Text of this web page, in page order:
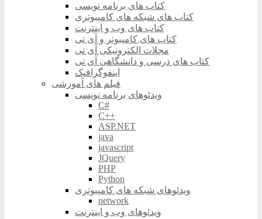
کتاب های برنامه نویسی
کتاب های شبکه های کامپیوتری
کتاب های وب و اینترنت
کتاب های کامپیوتر و آی تی
مجلات الکترونیکی آی تی
کتاب های درسی و دانشگاهی آی تی
اینفوگرافیک
فیلم های آموزشی
ویدئوهای برنامه نویسی
C#
C++
ASP.NET
java
javascript
JQuery
PHP
Python
ویدئوهای شبکه های کامپیوتری
network
ویدئوهای وب و اینترنت